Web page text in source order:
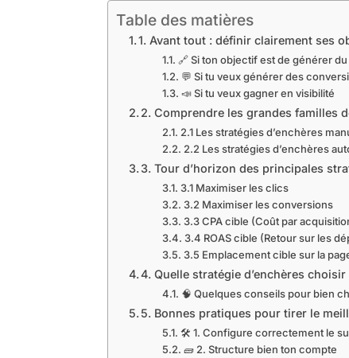
Table des matières
1. Avant tout : définir clairement ses
🔗 Si ton objectif est de générer
💬 Si tu veux générer des
📣 Si tu veux gagner en visibilité
2. Comprendre les grandes familles
2.1 Les stratégies d’enchères
2.2 Les stratégies d’enchères
3. Tour d’horizon des principales
3.1 Maximiser les clics
3.2 Maximiser les conversions
3.3 CPA cible (Coût par
3.4 ROAS cible (Retour sur les
3.5 Emplacement cible sur la
4. Quelle stratégie d’enchères
🧠 Quelques conseils pour bien
5. Bonnes pratiques pour tirer le
🛠️ 1. Configure correctement le
🧱 2. Structure bien ton compte